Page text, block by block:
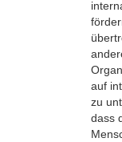
auf
zu
dass